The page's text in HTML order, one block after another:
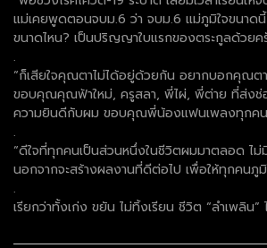
แม่เคยพูดตอนจบม.6 ว่า จบม.6 แม่ภูมิใจขนาด
ขนาดไหน? เป็นปริญญาใบแรกของตระกูลด้วยค
.
“ก็เสียใจคุณตาไม่ได้อยู่ด้วยกัน อยากบอกคุณต
ขอบคุณคุณฟ้าใหม่, ครูสลา, พี่ไผ่, พี่ต่าย ที่ส่งช่
ความยินดีกับผม ขอบคุณพี่น้องแฟนเพลงทุกคน
.
“ดีใจที่ทุกคนเป็นส่วนหนึ่งในชีวิตผมมาตลอด ไม่
นอกจากจะสร้างผลงานที่ดีต่อไป เพื่อให้ทุกคนภู
.
เรียกว่าทั้งเก่ง ขยัน ไม่ทิ้งเรียน ชีวิต “ลำเพลิน